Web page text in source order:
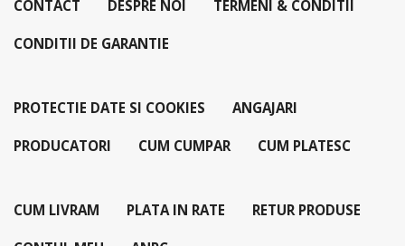
CONTACT DESPRE NOI TERMENI & CONDITII
CONDITII DE GARANTIE
PROTECTIE DATE SI COOKIES ANGAJARI
PRODUCATORI CUM CUMPAR CUM PLATESC
CUM LIVRAM PLATA IN RATE RETUR PRODUSE